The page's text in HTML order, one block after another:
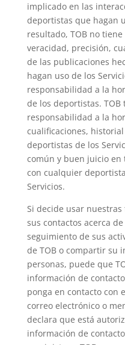
implicado en las
deportistas que hagan
resultado, TOB no
veracidad, precisión,
de las publicaciones
hagan uso de los
responsabilidad a la
de los deportistas.
responsabilidad a la
cualificaciones,
deportistas de los
común y buen juicio
con cualquier
Servicios.
Si decide usar
sus contactos acerca
seguimiento de sus
de TOB o compartir su
personas, puede que
información de
ponga en contacto con
correo electrónico o
declara que está
información de